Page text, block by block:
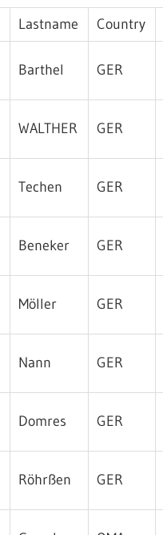
Lastname Country
Barthel GER
WALTHER GER
Techen GER
Beneker GER
Möller GER
Nann GER
Domres GER
Röhrßen GER